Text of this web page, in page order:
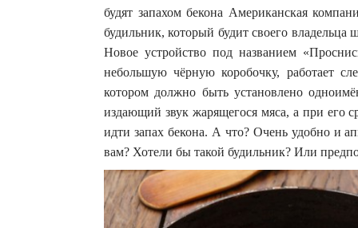
будят запахом бекона Американская
будильник, который будит своего
Новое устройство под названием
небольшую чёрную коробочку, работает
котором должно быть установлено
издающий звук жарящегося мяса, а при его
идти запах бекона. А что? Очень удобно и
вам? Хотели бы такой будильник? Или